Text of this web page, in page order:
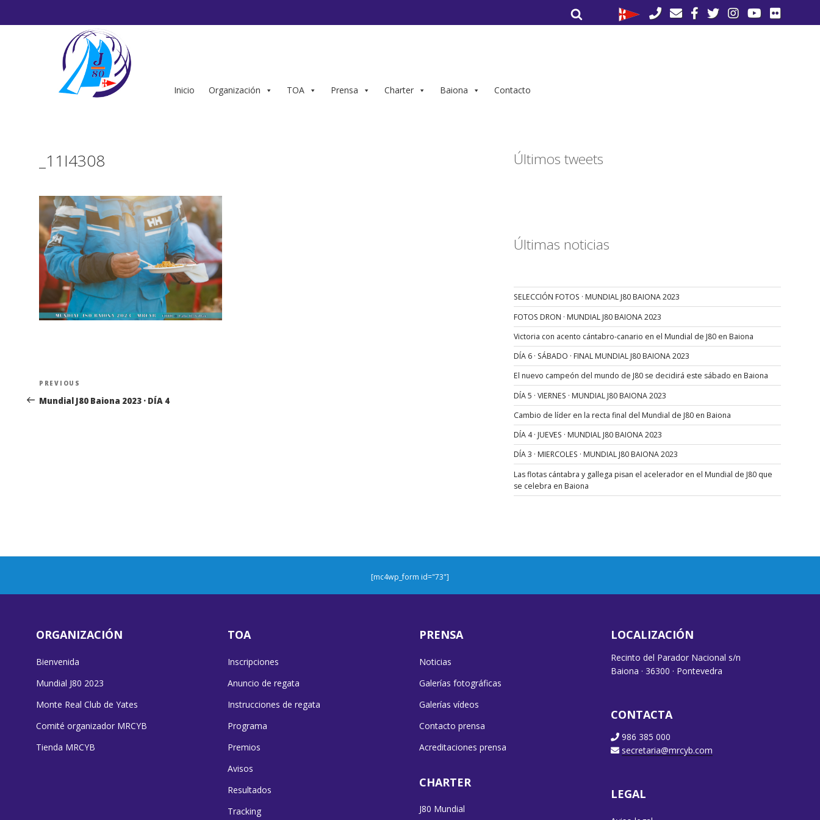
por:
Inicio Organización TOA Prensa Charter Baiona Contacto
_11I4308
Navegación
de
Previous
Post
PREVIOUS
Mundial J80 Baiona 2023 · DÍA 4
Últimos tweets
Últimas noticias
SELECCIÓN FOTOS · MUNDIAL J80 BAIONA 2023
FOTOS DRON · MUNDIAL J80 BAIONA 2023
Victoria con acento cántabro-canario en el Mundial de J80 en Baiona
DÍA 6 · SÁBADO · FINAL MUNDIAL J80 BAIONA 2023
El nuevo campeón del mundo de J80 se decidirá este sábado en Baiona
DÍA 5 · VIERNES · MUNDIAL J80 BAIONA 2023
Cambio de líder en la recta final del Mundial de J80 en Baiona
DÍA 4 · JUEVES · MUNDIAL J80 BAIONA 2023
DÍA 3 · MIERCOLES · MUNDIAL J80 BAIONA 2023
Las flotas cántabra y gallega pisan el acelerador en el Mundial de J80 que
se celebra en Baiona
[mc4wp_form id="73"]
ORGANIZACIÓN
Bienvenida
Mundial J80 2023
Monte Real Club de Yates
Comité organizador MRCYB
Tienda MRCYB
TOA
Inscripciones
Anuncio de regata
Instrucciones de regata
Programa
Premios
Avisos
Resultados
Tracking
PRENSA
Noticias
Galerías fotográficas
Galerías vídeos
Contacto prensa
Acreditaciones prensa
CHARTER
J80 Mundial
LOCALIZACIÓN
Recinto del Parador Nacional s/n
Baiona · 36300 · Pontevedra
CONTACTA
986 385 000
secretaria@mrcyb.com
LEGAL